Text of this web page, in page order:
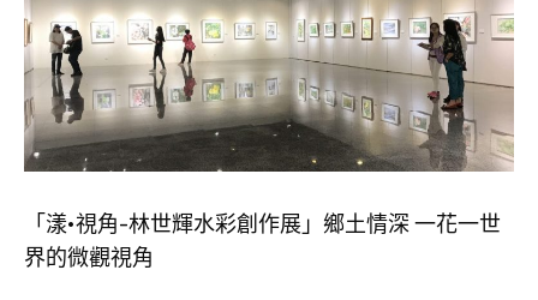
「漾•視角-林世輝水彩創作展」鄉土情深 一花一世
界的微觀視角